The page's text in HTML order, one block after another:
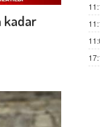
kadar